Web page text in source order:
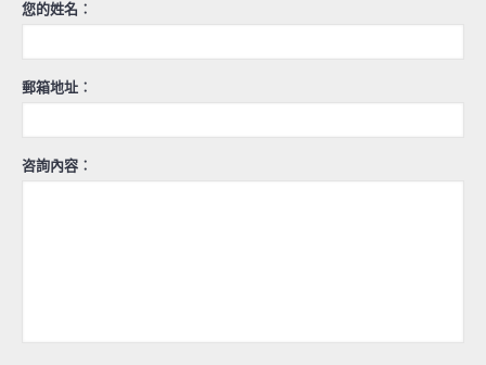
您的姓名︰
郵箱地址︰
咨詢內容︰